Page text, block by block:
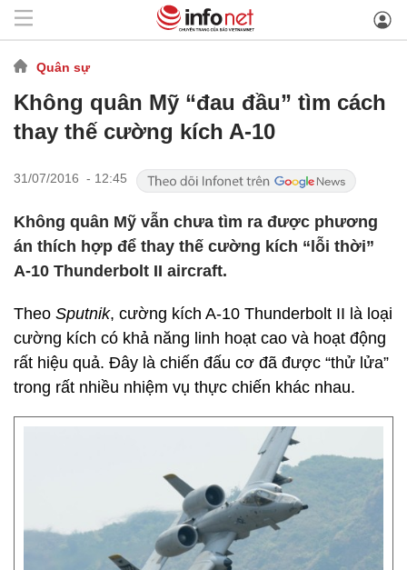
Quân sự
Không quân Mỹ “đau đầu” tìm cách
thay thế cường kích A-10
31/07/2016 - 12:45
Không quân Mỹ vẫn chưa tìm ra được phương
án thích hợp để thay thế cường kích “lỗi thời”
A-10 Thunderbolt II aircraft.
Theo Sputnik, cường kích A-10 Thunderbolt II là loại
cường kích có khả năng linh hoạt cao và hoạt động
rất hiệu quả. Đây là chiến đấu cơ đã được “thử lửa”
trong rất nhiều nhiệm vụ thực chiến khác nhau.